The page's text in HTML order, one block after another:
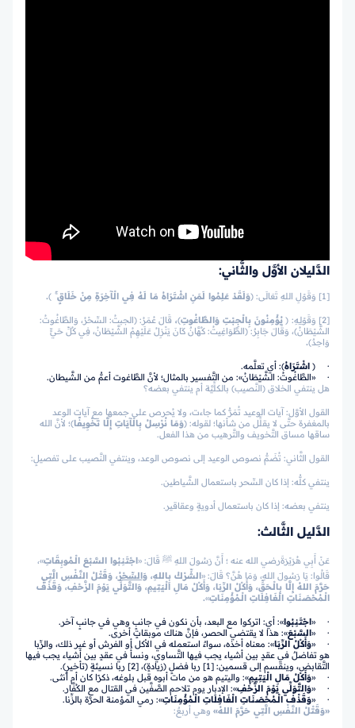
الدَّليلان الأوَّل والثَّاني:
[1] وَقَوْلِ اللهِ تَعَالَى: ﴿وَلَقَدْ عَلِمُوا لَمَنِ اشْتَرَاهُ مَا لَهُ فِي الْآخِرَةِ مِنْ خَلَاقٍ ۚ ﴾.
[2] وَقَوْلِـِهِ: ﴿ يُؤْمِنُونَ بِالْجِبْتِ وَالطَّاغُوتِ﴾، قَالَ عُمَرُ: (الجبتُ: السِّحْرُ، وَالطَّاغُوتُ:
الشَّيْطَانُ)، وَقَالَ جَابِرٌ: (الطَّوَاغِيتُ: كُهَّانٌ كَانَ يَنْزِلُ عَلَيْهِمُ الشَّيْطَانُ، فِي كُلِّ حَيٍّ
وَاحِدٌ).
· ﴿ اشْتَرَاهُ﴾: أي تعلَّمه.
· «الطَّاغُوتُ: الشَّيْطَانُ»: من التَّفسير بالمثال؛ لأنَّ الطَّاغوت أعمُّ من الشَّيطان.
هل ينتفي الخلاق (النَّصيب) بالكلِّيَّة أم ينتفي بعضه؟
القول الأوَّل: آيات الوعيد تُمَرُّ كما جاءت، ولا يُحرص على جمعها مع آيات الوعد
بالمغفرة حتَّى لا يقلِّل من شأنها؛ لقوله: ﴿وَمَا نُرْسِلُ بِالْآيَاتِ إِلَّا تَخْوِيفًا﴾؛ لأنَّ الله
ساقها مساق التَّخويف والتَّرهيب من هذا الفعل.
القول الثَّاني: تُضَمُّ نصوص الوعيد إلى نصوص الوعد، وينتفي النَّصيب على تفصيلٍ:
ينتفي كلُّه: إذا كان السِّحر باستعمال الشَّياطين.
ينتفي بعضه: إذا كان باستعمال أدويةٍ وعقاقير.
الدَّليل الثَّالث:
عَنْ أَبِي هُرَيْرَةَرضي الله عنه ؛ أَنَّ رَسُولَ اللهِ ﷺ قَالَ: «اجْتَنِبُوا السَّبْعَ الْـمُوبِقَاتِ»،
قَالُوا: يَا رَسُولَ اللهِ، وَمَا هُنَّ؟ قَالَ: «الشِّرْكُ بِاللهِ، وَالسِّحْرُ، وَقَتْلُ النَّفْسِ الَّتِي
حَرَّمَ اللهُ إِلَّا بِالْـحَقِّ، وَأَكْلُ الرِّبَا، وَأَكْلُ مَالِ الْيَتِيمِ، وَالتَّوَلِّي يَوْمَ الزَّحْفِ، وَقَذْفُ
الْـمُحْصَنَاتِ الْغَافِلَاتِ الْـمُؤْمِنَاتِ»
.
· «اجْتَنِبُوا»: أي: اتركوا مع البعد، بأن نكون في جانبٍ وهي في جانبٍ آخر.
· «السَّبْعَ»: هذا لا يقتضي الحصر، فإنَّ هناك موبقاتٍ أخرى.
· «وَأَكْلُ الرِّبَا»: معناه أخذه، سواءٌ استعمله في الأكل أو الفرش أو غير ذلك، والرِّبا
هو تفاضلٌ في عقدٍ بين أشياء يجب فيها التَّساوي، ونسأٌ في عقدٍ بين أشياء يجب فيها
التَّقابض، وينقسم إلى قسمين: [1] ربا فضلٍ (زيادةٍ)، [2] ربا نسيئةٍ (تأخيرٍ).
· «وَأَكْلُ مَالِ الْيَتِيمِ»: واليتيم هو من مات أبوه قبل بلوغه، ذكرًا كان أم أنثى.
· «وَالتَّوَلِّي يَوْمَ الزَّحْفِ»: الإدبار يوم تلاحم الصَّفَّين في القتال مع الكُفَّار.
· «وَقَذْفُ الْـمُحْصَنَاتِ الْغَافِلَاتِ الْـمُؤْمِنَاتِ»: رمي المؤمنة الحرَّة بالزِّنا.
«وَقَتْلُ النَّفْسِ الَّتِي حَرَّمَ اللهُ» وهي أربعٌ: